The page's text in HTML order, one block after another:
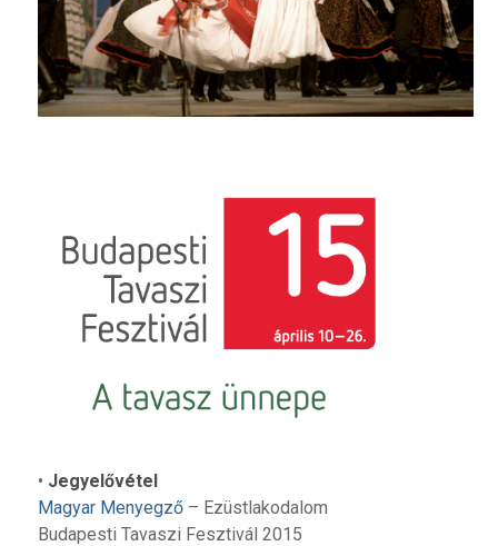
• Jegyelővétel
Magyar Menyegző– Ezüstlakodalom
Budapesti Tavaszi Fesztivál 2015